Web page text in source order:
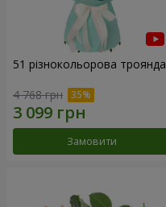
51 різнокольорова троянда
4 768 грн
Замовити